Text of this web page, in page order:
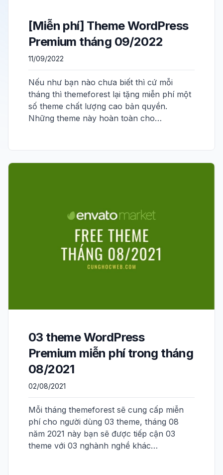
[Miễn phí] Theme WordPress
Premium tháng 09/2022
11/09/2022
Nếu như bạn nào chưa biết thì cứ mỗi
tháng thì themeforest lại tặng miễn phí một
số theme chất lượng cao bản quyền.
Những theme này hoàn toàn cho…
03 theme WordPress
Premium miễn phí trong tháng
08/2021
02/08/2021
Mỗi tháng themeforest sẽ cung cấp miễn
phí cho người dùng 03 theme, tháng 08
năm 2021 này bạn sẽ được tiếp cận 03
theme với 03 nghành nghề khác…